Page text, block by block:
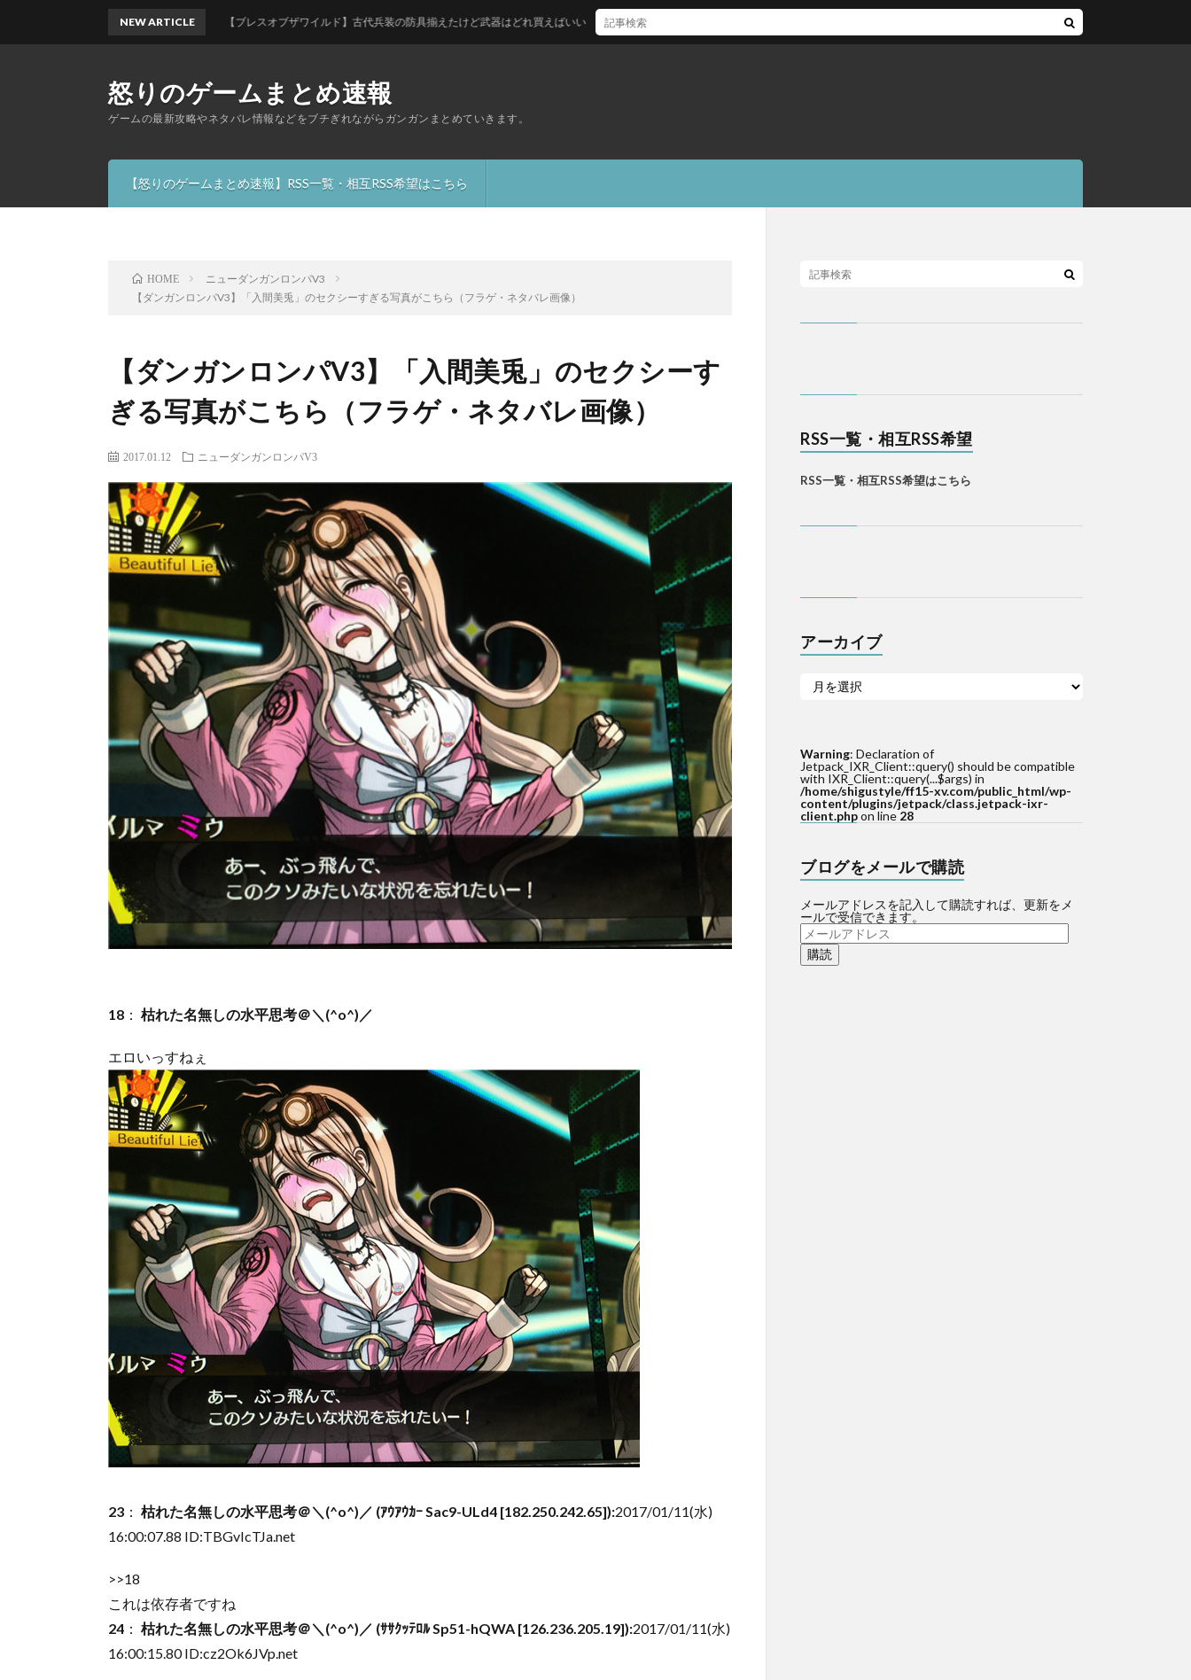
怒りのゲームまとめ速報
ゲームの最新攻略やネタバレ情報などをブチぎれながらガンガンまとめていきます。
【怒りのゲームまとめ速報】RSS一覧・相互RSS希望はこちら
NEW ARTICLE【ブレスオブザワイルド】古代兵装の防具揃えたけど武器はどれ買えばいい？
HOME
ニューダンガンロンパV3
【ダンガンロンパV3】「入間美兎」のセクシーすぎる写真がこちら（フラゲ・ネタバレ画像）
【ダンガンロンパV3】「入間美兎」のセクシーす
ぎる写真がこちら（フラゲ・ネタバレ画像）
2017.01.12 ニューダンガンロンパV3
18 ： 枯れた名無しの水平思考＠＼(^o^)／
エロいっすねぇ
23 ： 枯れた名無しの水平思考＠＼(^o^)／ (ｱｳｱｳｶｰ Sac9-ULd4 [182.250.242.65]):2017/01/11(水)
16:00:07.88 ID:TBGvIcTJa.net
>>18
これは依存者ですね
24 ： 枯れた名無しの水平思考＠＼(^o^)／ (ｻｻｸｯﾃﾛﾙ Sp51-hQWA [126.236.205.19]):2017/01/11(水)
16:00:15.80 ID:cz2Ok6JVp.net
RSS一覧・相互RSS希望
RSS一覧・相互RSS希望はこちら
アーカイブ
Warning: Declaration of
Jetpack_IXR_Client::query() should be compatible
with IXR_Client::query(...$args) in
/home/shigustyle/ff15-xv.com/public_html/wp-
content/plugins/jetpack/class.jetpack-ixr-
client.phpon line 28
ブログをメールで購読
メールアドレスを記入して購読すれば、更新をメ
ールで受信できます。
メ
ー
ル
ア